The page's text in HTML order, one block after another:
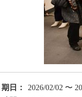
期日：
2026/02/02 〜